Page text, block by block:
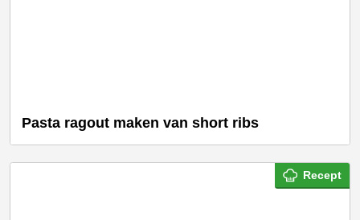
Pasta ragout maken van short ribs
Recept